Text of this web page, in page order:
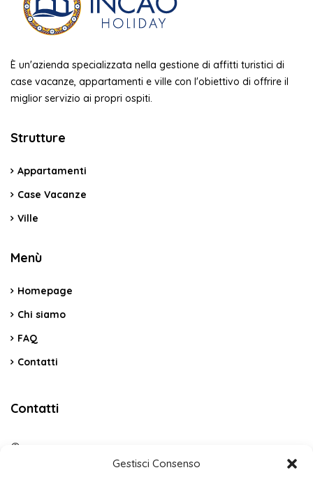
Gestisci Consenso
È un'azienda specializzata nella gestione di affitti turistici di
case vacanze, appartamenti e ville con l'obiettivo di offrire il
miglior servizio ai propri ospiti.
Strutture
Appartamenti
Case Vacanze
Ville
Menù
Homepage
Chi siamo
FAQ
Contatti
Contatti